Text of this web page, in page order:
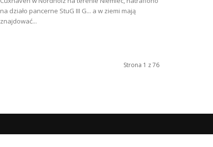
na działo pancerne StuG III G... a w ziemi mają
znajdować...
Strona 1 z 76